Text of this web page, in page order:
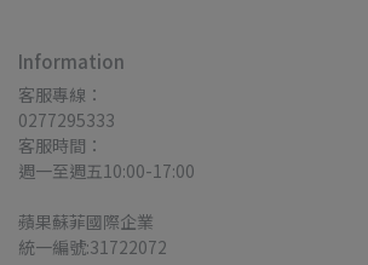
Information
客服專線：
0277295333
客服時間：
週一至週五10:00-17:00
蘋果蘇菲國際企業
統一編號:31722072